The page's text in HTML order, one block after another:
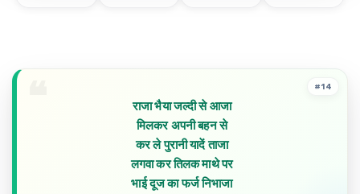
राजा भैया जल्दी से आजा
मिलकर अपनी बहन से
कर ले पुरानी यादें ताजा
लगवा कर तिलक माथे पर
भाई दूज का फर्ज निभाजा
#14